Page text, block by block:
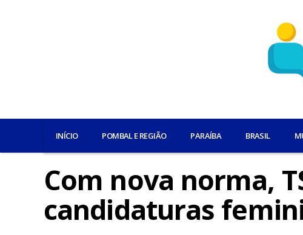
INÍCIO POMBAL E REGIÃO PARAÍBA BRASIL
Com nova norma,
candidaturas